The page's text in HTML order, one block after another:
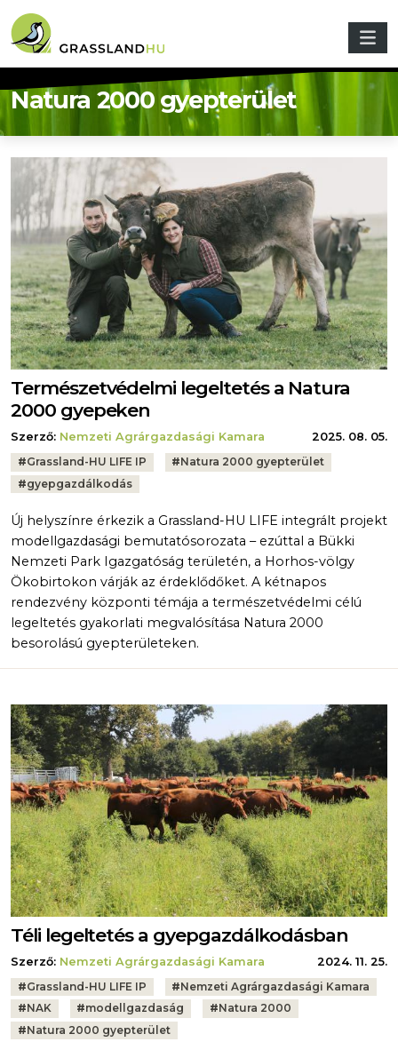
Natura 2000 gyepterület
Természetvédelmi legeltetés a Natura
2000 gyepeken
Szerző: Nemzeti Agrárgazdasági Kamara
2025. 08. 05.
Tags:
#Grassland-HU LIFE IP #Natura 2000 gyepterület
#gyepgazdálkodás
Új helyszínre érkezik a Grassland-HU LIFE integrált projekt
modellgazdasági bemutatósorozata – ezúttal a Bükki
Nemzeti Park Igazgatóság területén, a Horhos-völgy
Ökobirtokon várják az érdeklődőket. A kétnapos
rendezvény központi témája a természetvédelmi célú
legeltetés gyakorlati megvalósítása Natura 2000
besorolású gyepterületeken.
Téli legeltetés a gyepgazdálkodásban
Szerző: Nemzeti Agrárgazdasági Kamara
2024. 11. 25.
Tags:
#Grassland-HU LIFE IP #Nemzeti Agrárgazdasági Kamara
#NAK #modellgazdaság #Natura 2000
#Natura 2000 gyepterület